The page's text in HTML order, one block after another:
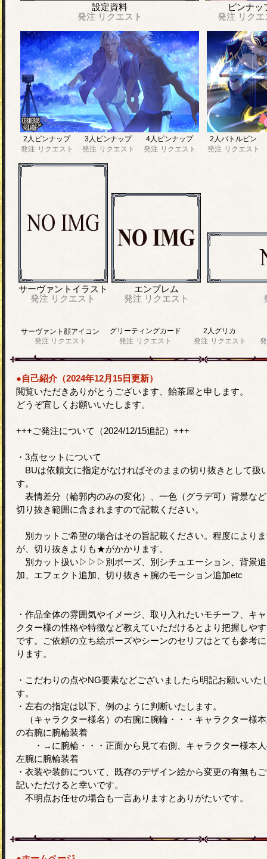
設定資料
発注 リクエスト
ピンナッ
発注 リク
2人ピンナップ
発注 リクエスト
3人ピンナップ
発注 リクエスト
4人ピンナップ
発注 リクエスト
2人バトルピン
発注 リクエスト
サーヴァントイラスト
発注 リクエスト
エンブレム
発注 リクエスト
サーヴァント顔アイコン
発注 リクエスト
グリーティングカード
発注 リクエスト
2人グリカ
発注 リクエスト
●自己紹介（2024年12月15日更新）
閲覧いただきありがとうございます、飴茶屋と申します。
どうぞ宜しくお願いいたします。
+++ご発注について（2024/12/15追記）+++
・3点セットについて
BUは依頼文に指定がなければそのままの切り抜きとして扱
す。
表情差分（輪郭内のみの変化）、一色（グラデ可）背景な
切り抜き範囲に含まれますので記載ください。
別カットご希望の場合はその旨記載ください。程度により
が、切り抜きよりも★がかかります。
別カット扱い▷▷▷別ポーズ、別シチュエーション、背景追
加、エフェクト追加、切り抜き＋腕のモーション追加etc
・作品全体の雰囲気やイメージ、取り入れたいモチーフ、キ
クター様の性格や特徴など教えていただけるとより把握しや
です。ご依頼の立ち絵ポーズやシーンのセリフはとても参考
ります。
・こだわりの点やNG要素などございましたら明記お願いいた
す。
・左右の指定は以下、例のように判断いたします。
（キャラクター様名）の右腕に腕輪・・・キャラクター様
の右腕に腕輪装着
・→に腕輪・・・正面から見て右側、キャラクター様本
左腕に腕輪装着
・衣装や装飾について、既存のデザイン絵から変更の有無も
記いただけると幸いです。
不明点お任せの場合も一言ありますとありがたいです。